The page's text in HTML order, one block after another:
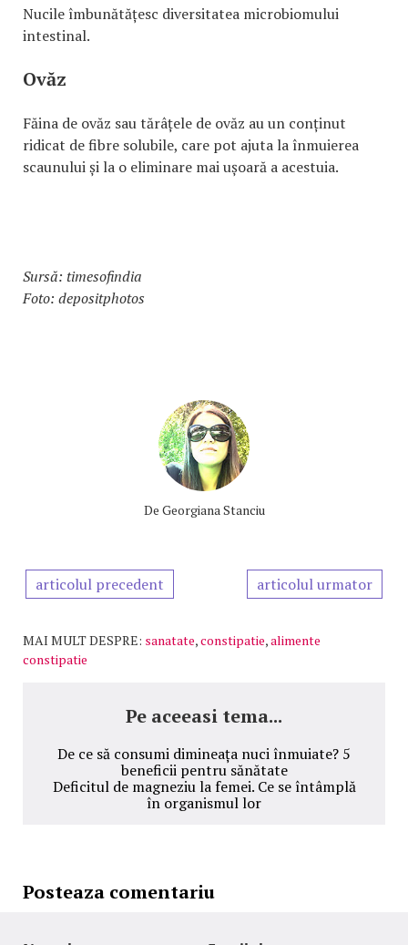
Nucile îmbunătățesc diversitatea microbiomului
intestinal.
Ovăz
Făina de ovăz sau tărâțele de ovăz au un conținut
ridicat de fibre solubile, care pot ajuta la înmuierea
scaunului și la o eliminare mai ușoară a acestuia.
Sursă: timesofindia
Foto: depositphotos
De Georgiana Stanciu
articolul precedent articolul urmator
MAI MULT DESPRE: sanatate,constipatie,alimente
constipatie
Pe aceeasi tema...
De ce să consumi dimineața nuci înmuiate? 5
beneficii pentru sănătate
Deficitul de magneziu la femei. Ce se întâmplă
în organismul lor
Posteaza comentariu